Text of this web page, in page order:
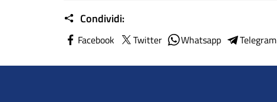
Condividi:
Facebook Twitter Whatsapp Telegram